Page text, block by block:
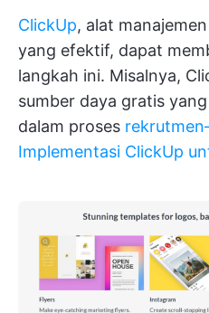
ClickUp, alat
yang efektif, dapat
langkah ini. Misalnya,
sumber daya gratis
dalam proses
Implementasi ClickUp